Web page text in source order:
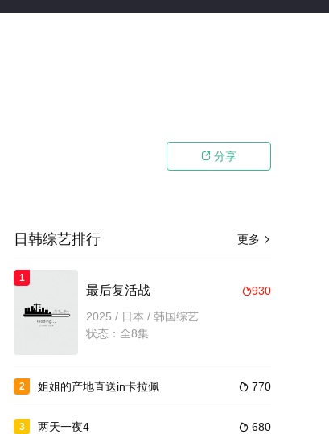
 分享
更多 
日韩综艺排行
1
930
最后复活战
2025 / 日本 / 韩国综艺
状态：全8集
2  770
姐姐的产地直送in卡拉佩
3  680
两天一夜4